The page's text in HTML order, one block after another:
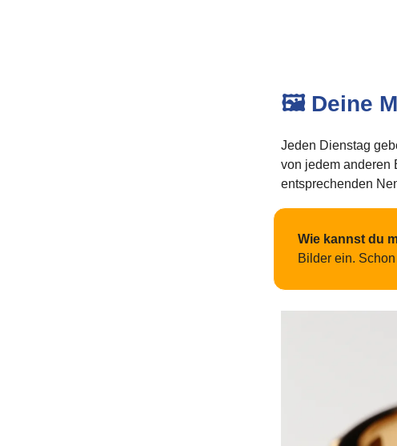
🖼️ Deine
Jeden Dienstag
von jedem anderen
entsprechenden
Wie kannst du
Bilder ein.